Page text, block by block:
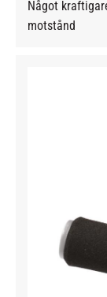
Något
motstånd